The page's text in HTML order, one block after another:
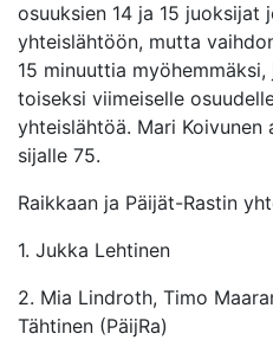
osuuksien 14 ja 15 juoksijat
yhteislähtöön, mutta
15 minuuttia
toiseksi viimeiselle
yhteislähtöä. Mari
sijalle 75.
Raikkaan ja Päijät-Rastin
1. Jukka Lehtinen
2. Mia Lindroth, Timo
Tähtinen (PäijRa)